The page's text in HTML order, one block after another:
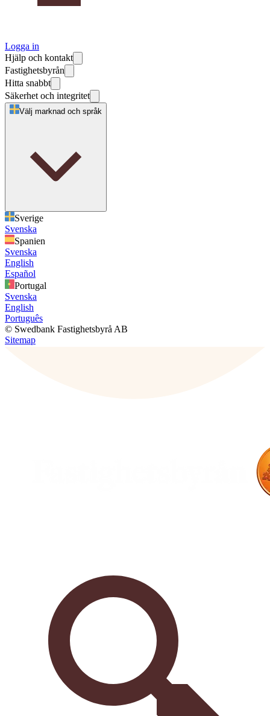
Logga in
Hjälp och kontakt
Fastighetsbyrån
Hitta snabbt
Säkerhet och integritet
Välj marknad och språk
Sverige
Svenska
Spanien
Svenska
English
Español
Portugal
Svenska
English
Português
© Swedbank Fastighetsbyrå AB
Sitemap